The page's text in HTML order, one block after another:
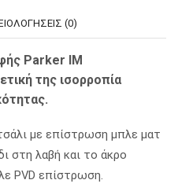
(0)
Parker ΙΜ
της ισορροπία
με επίστρωση μπλε ματ
στη λαβή και το άκρο
PVD επίστρωση.